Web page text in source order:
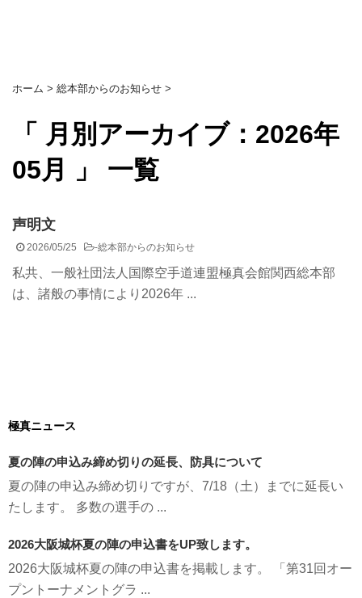
ホーム > 総本部からのお知らせ >
「 月別アーカイブ：2026年
05月 」 一覧
声明文
2026/05/25 -総本部からのお知らせ
私共、一般社団法人国際空手道連盟極真会館関西総本部
は、諸般の事情により2026年 ...
極真ニュース
夏の陣の申込み締め切りの延長、防具について
夏の陣の申込み締め切りですが、7/18（土）までに延長い
たします。 多数の選手の ...
2026大阪城杯夏の陣の申込書をUP致します。
2026大阪城杯夏の陣の申込書を掲載します。 「第31回オー
プントーナメントグラ ...